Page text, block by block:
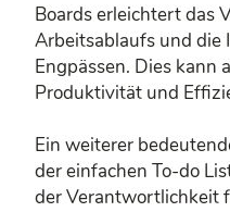
Boards erleichtert das
Arbeitsablaufs und die
Engpässen. Dies kann
Produktivität und
Ein weiterer
der einfachen To-do
der Verantwortlichkeit